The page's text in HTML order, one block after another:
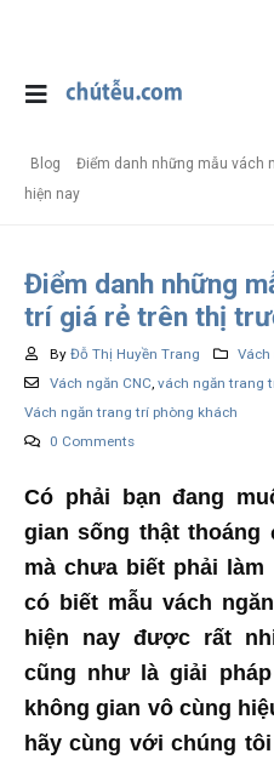
Blog
Điểm danh những mẫu vách
hiện nay
Điểm danh những
trí giá rẻ trên thị
By Đỗ Thị Huyền Trang
Vách
Vách ngăn CNC, vách ngăn trang
Vách ngăn trang trí phòng khách
0 Comments
Có phải bạn đang
gian sống thật thoáng
mà chưa biết phải
có biết mẫu vách
hiện nay được rất
cũng như là giải
không gian vô cùng
hãy cùng với chúng